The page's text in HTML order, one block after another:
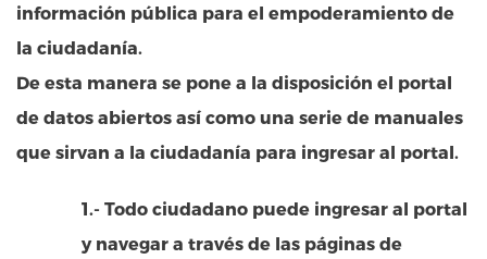
información pública para el empoderamiento de
la ciudadanía.
De esta manera se pone a la disposición el portal
de datos abiertos así como una serie de manuales
que sirvan a la ciudadanía para ingresar al portal.
1.- Todo ciudadano puede ingresar al portal
y navegar a través de las páginas de